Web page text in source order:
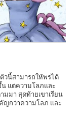
วนี้สามารถให้พรได้
แต่ความโลภและ
มา สุดท้ายเขาเรียน
ญกว่าความโลภ และ